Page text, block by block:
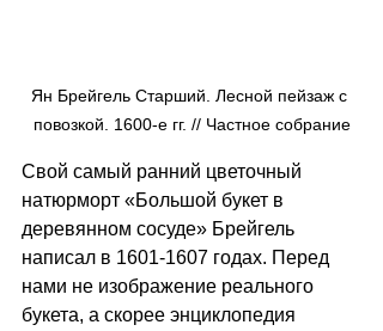
Ян Брейгель Старший. Лесной пейзаж с
повозкой. 1600-е гг. // Частное собрание
Свой самый ранний цветочный
натюрморт «Большой букет в
деревянном сосуде» Брейгель
написал в 1601-1607 годах. Перед
нами не изображение реального
букета, а скорее энциклопедия